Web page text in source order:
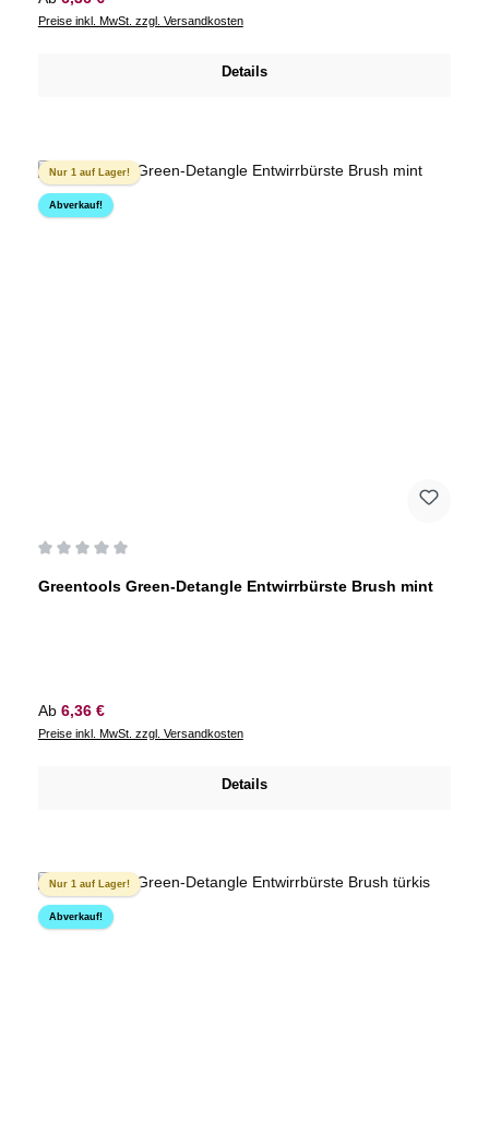
Preise inkl. MwSt. zzgl. Versandkosten
Details
Nur 1 auf Lager!
Abverkauf!
Greentools Green-Detangle Entwirrbürste Brush mint
Regulärer Preis:
Ab 6,36 €
Preise inkl. MwSt. zzgl. Versandkosten
Details
Nur 1 auf Lager!
Abverkauf!